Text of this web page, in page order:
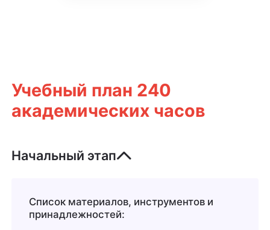
Учебный план 240
академических часов
Начальный этап
Список материалов, инструментов и
принадлежностей: